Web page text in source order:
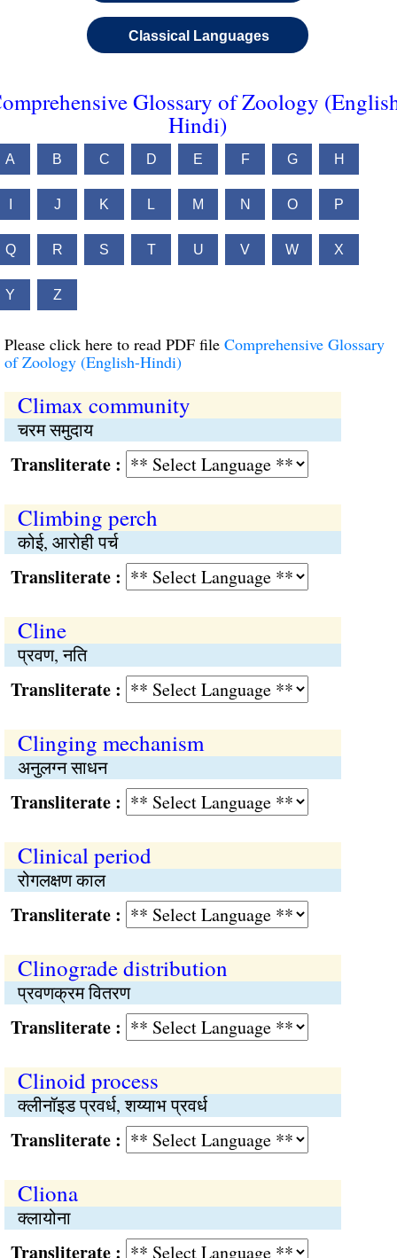
Classical Languages
Glossary of Zoology
Hindi)
A B C D E F G H
J K L M N O P
Q R S T U V W X
Y Z
Please click here to read PDF file Comprehensive Glossary
of Zoology (English-Hindi)
Climax community
चरम समुदाय
:
Climbing perch
कोई, आरोही पर्च
:
Cline
प्रवण, नति
:
Clinging mechanism
अनुलग्न साधन
:
Clinical period
रोगलक्षण काल
:
Clinograde distribution
प्रवणक्रम वितरण
:
Clinoid process
क्लीनॉइड प्रवर्ध, शय्याभ प्रवर्ध
:
Cliona
क्लायोना
: